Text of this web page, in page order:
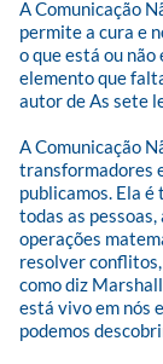
A Comunicação
permite a cura e
o que está ou não
elemento que
autor de As sete
A Comunicação
transformadores
publicamos. Ela
todas as
operações
resolver conflitos,
como diz
está vivo em nós
podemos